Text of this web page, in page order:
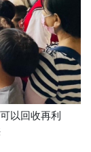
以回收再利